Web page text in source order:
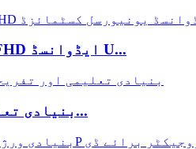
UX-C11 بنیادی FHD ایڈوانسڈ U...
C12- بنیادی تعلیمی اور ای...